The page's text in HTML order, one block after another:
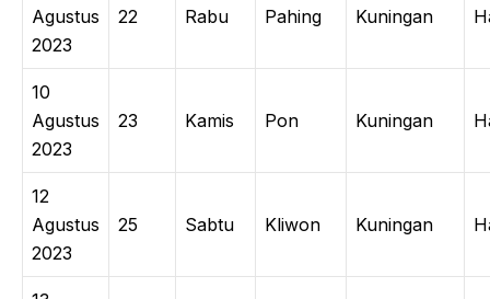
Agustus
2023
22 Rabu Pahing Kuningan
10
Agustus
2023
23 Kamis Pon Kuningan
12
Agustus
2023
25 Sabtu Kliwon Kuningan